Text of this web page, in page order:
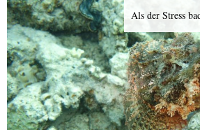
Als der Stress